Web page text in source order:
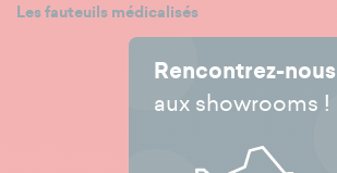
Les fauteuils médicalisés
Rencontrez-nous
aux showrooms !